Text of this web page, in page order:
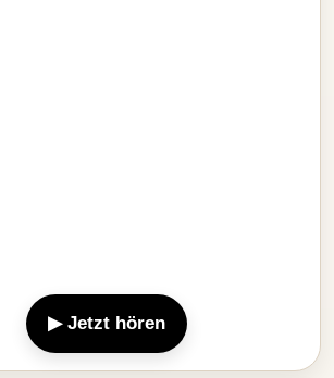
▶ Jetzt hören